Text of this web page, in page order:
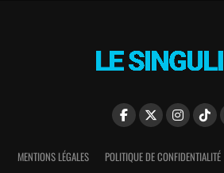
MENTIONS LÉGALES POLITIQUE DE CONFIDENTIALITÉ